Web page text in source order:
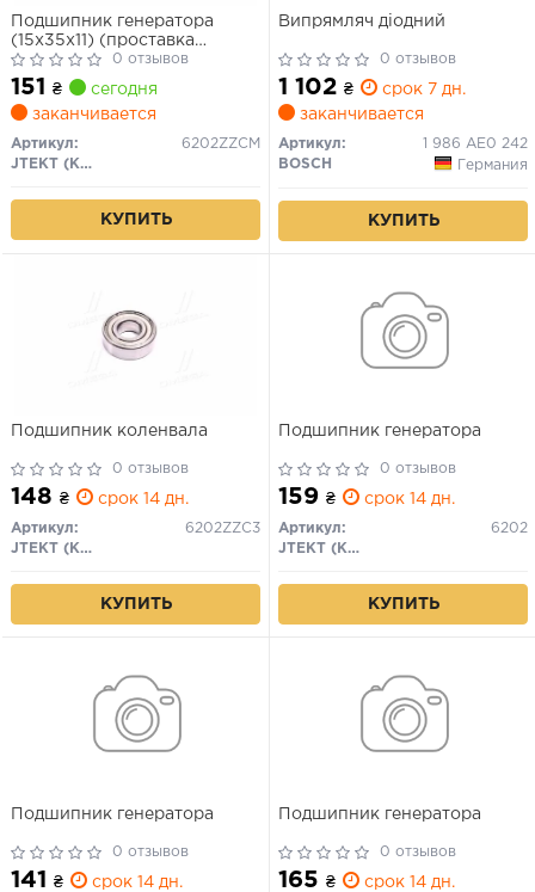
Подшипник генератора
(15х35х11) (проставка
подшипника - CARGO
135508)
0 отзывов
151 ₴
сегодня
заканчивается
Артикул:
6202ZZCM
JTEKT (Koyo)
КУПИТЬ
Випрямляч діодний
0 отзывов
1 102 ₴
срок 7 дн.
заканчивается
Артикул:
1 986 AE0 242
BOSCH
Германия
КУПИТЬ
Подшипник коленвала
0 отзывов
148 ₴ срок 14 дн.
Артикул:
6202ZZC3
JTEKT (Koyo)
КУПИТЬ
Подшипник генератора
0 отзывов
159 ₴ срок 14 дн.
Артикул:
6202
JTEKT (Koyo)
КУПИТЬ
Подшипник генератора
0 отзывов
141 ₴ срок 14 дн.
Подшипник генератора
0 отзывов
165 ₴ срок 14 дн.